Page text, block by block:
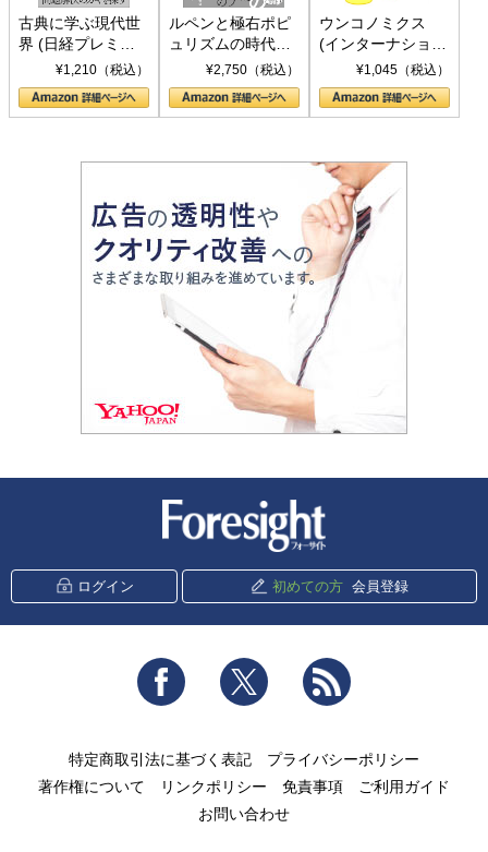
古典に学ぶ現代世
界 (日経プレミア
シリーズ)¥1,210（税込）
ルペンと極右ポピ
ュリズムの時代：
〈ヤヌス〉の二つ
の顔
¥2,750（税込）
ウンコノミクス
(インターナショナ
ル新書)¥1,045（税込）
ログイン 初めての方 会員登録
Facebook Twitter
特定商取引法に基づく表記
プライバシーポリシー
著作権について
リンクポリシー 免責事項
ご利用ガイド
お問い合わせ